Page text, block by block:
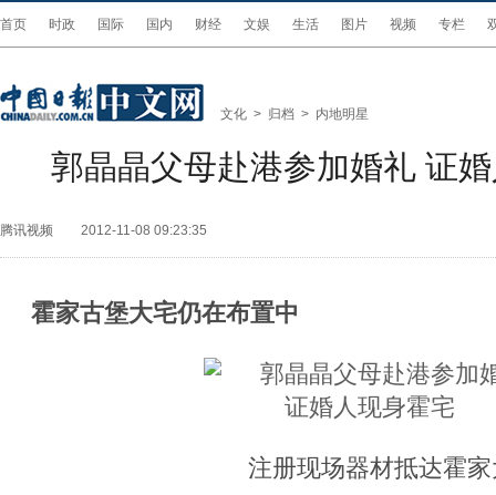
首页 时政 国际 国内 财经 文娱 生活 图片 视频 专栏
文化 > 归档 > 内地明星
郭晶晶父母赴港参加婚礼 证
腾讯视频 2012-11-08 09:23:35
霍家古堡大宅仍在布置中
注册现场器材抵达霍家